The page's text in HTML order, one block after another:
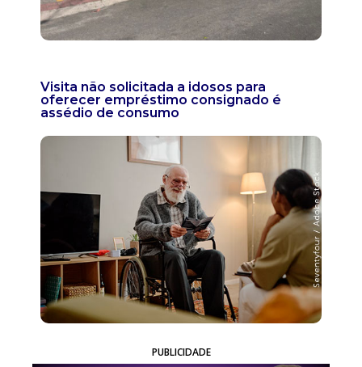
Visita não solicitada a idosos para
oferecer empréstimo consignado é
assédio de consumo
PUBLICIDADE